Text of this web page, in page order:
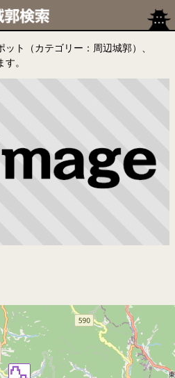
ト（カテゴリー：周辺城郭）、
。